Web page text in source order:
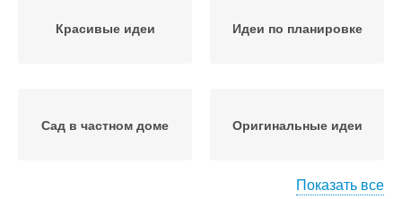
Красивые идеи Идеи по планировке
Сад в частном доме Оригинальные идеи
Показать все